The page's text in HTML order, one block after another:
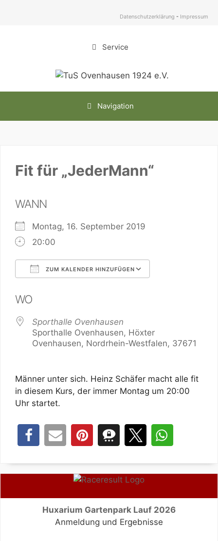
Datenschutzerklärung - Impressum
Service
Navigation
Fit für „JederMann“
WANN
Montag, 16. September 2019
20:00
ZUM KALENDER HINZUFÜGEN
WO
Sporthalle Ovenhausen
Sporthalle Ovenhausen, Höxter
Ovenhausen, Nordrhein-Westfalen, 37671
Männer unter sich. Heinz Schäfer macht alle fit
in diesem Kurs, der immer Montag um 20:00
Uhr startet.
Huxarium Gartenpark Lauf 2026
Anmeldung und Ergebnisse